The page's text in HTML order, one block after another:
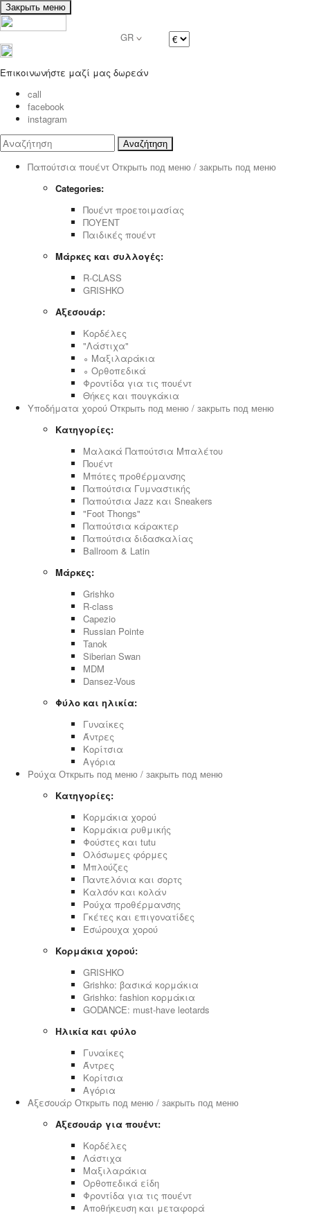
Закрыть меню
GR
Επικοινωνήστε μαζί μας δωρεάν
call
facebook
instagram
Αναζήτηση
Παπούτσια πουέντ Открыть под меню / закрыть под меню
Categories:
Πουέντ προετοιμασίας
ΠΟΥΕΝΤ
Παιδικές πουέντ
Μάρκες και συλλογές:
R-CLASS
GRISHKO
Αξεσουάρ:
Κορδέλες
"Λάστιχα"
∘ Μαξιλαράκια
∘ Ορθοπεδικά
Φροντίδα για τις πουέντ
Θήκες και πουγκάκια
Υποδήματα χορού Открыть под меню / закрыть под меню
Κατηγορίες:
Μαλακά Παπούτσια Μπαλέτου
Πουέντ
Μπότες προθέρμανσης
Παπούτσια Γυμναστικής
Παπούτσια Jazz και Sneakers
"Foot Thongs"
Παπούτσια κάρακτερ
Παπούτσια διδασκαλίας
Ballroom & Latin
Μάρκες:
Grishko
R-class
Capezio
Russian Pointe
Tanok
Siberian Swan
MDM
Dansez-Vous
Φύλο και ηλικία:
Γυναίκες
Άντρες
Κορίτσια
Αγόρια
Ρούχα Открыть под меню / закрыть под меню
Κατηγορίες:
Κορμάκια χορού
Κορμάκια ρυθμικής
Φούστες και tutu
Ολόσωμες φόρμες
Μπλούζες
Παντελόνια και σορτς
Καλσόν και κολάν
Ρούχα προθέρμανσης
Γκέτες και επιγονατίδες
Εσώρουχα χορού
Κορμάκια χορού:
GRISHKO
Grishko: βασικά κορμάκια
Grishko: fashion κορμάκια
GODANCE: must-have leotards
Ηλικία και φύλο
Γυναίκες
Άντρες
Κορίτσια
Αγόρια
Αξεσουάρ Открыть под меню / закрыть под меню
Αξεσουάρ για πουέντ:
Κορδέλες
Λάστιχα
Μαξιλαράκια
Ορθοπεδικά είδη
Φροντίδα για τις πουέντ
Αποθήκευση και μεταφορά